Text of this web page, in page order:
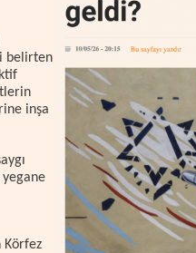
belirten
inşa
yegane
Körfez